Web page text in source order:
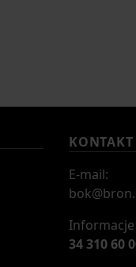
KONTAKT
E-mail:
34 310 60